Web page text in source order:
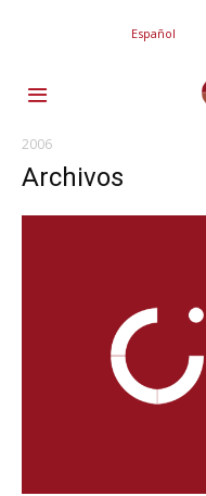
Español
2006
Archivos